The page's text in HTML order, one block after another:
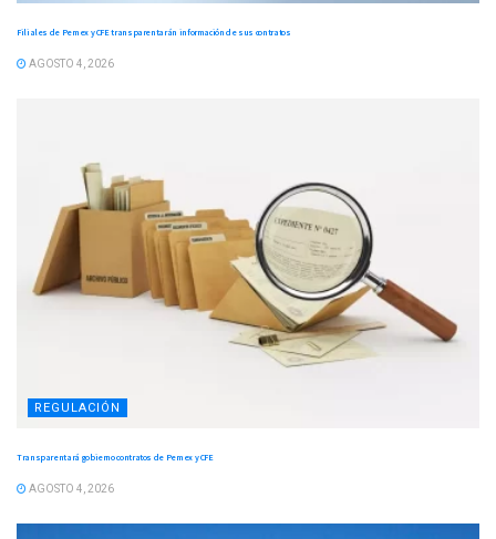
Filiales de Pemex y CFE transparentarán información de sus contratos
AGOSTO 4, 2026
REGULACIÓN
Transparentará gobierno contratos de Pemex y CFE
AGOSTO 4, 2026